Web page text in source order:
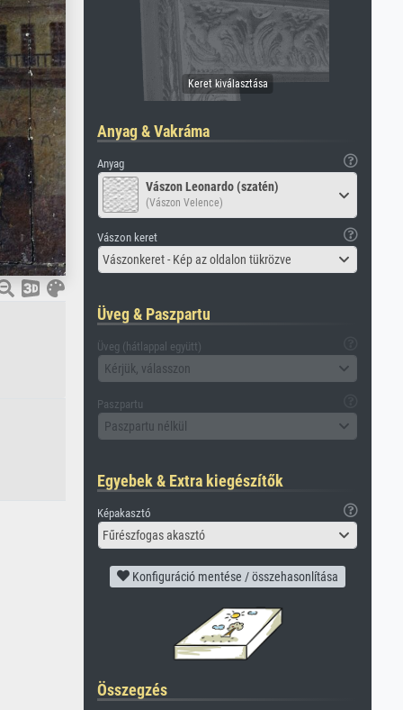
Anyag & Vakráma
Anyag
Vászon Leonardo (szatén)
(Vászon Velence)
Vászon keret
Vászonkeret - Kép az oldalon tükrözve
Üveg & Paszpartu
Üveg (hátlappal együtt)
Kérjük, válasszon
Paszpartu
Paszpartu nélkül
Egyebek & Extra kiegészítők
Képakasztó
Fűrészfogas akasztó
Konfiguráció mentése / összehasonlítása
Összegzés